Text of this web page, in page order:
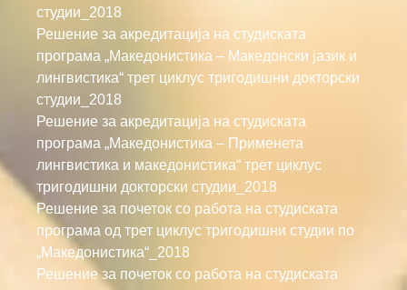
студии_2018
Решение за акредитација на студиската
програма „Македонистика – Македонски јазик и
лингвистика“ трет циклус тригодишни докторски
студии_2018
Решение за акредитација на студиската
програма „Македонистика – Применета
лингвистика и македонистика“ трет циклус
тригодишни докторски студии_2018
Решение за почеток со работа на студиската
програма од трет циклус тригодишни студии по
„Македонистика“_2018
Решение за почеток со работа на студиската